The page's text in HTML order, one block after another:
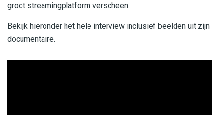
groot streamingplatform verscheen.
Bekijk hieronder het hele interview inclusief beelden uit zijn
documentaire.